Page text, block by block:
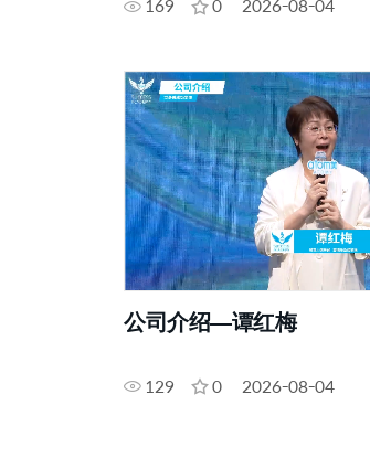
169 0 2026-08-04
公司介绍—谭红梅
129 0 2026-08-04